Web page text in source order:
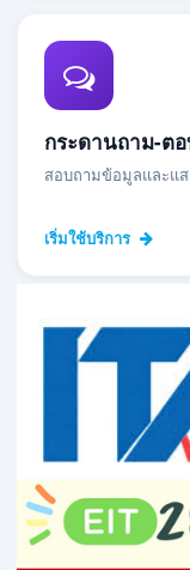
กระดานถาม-ต
สอบถามข้อมูลและแ
เริ่มใช้บริการ